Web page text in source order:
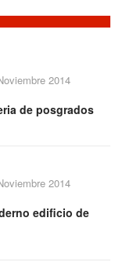
2014
de posgrados
2014
edificio de